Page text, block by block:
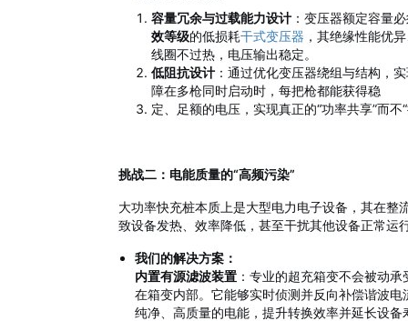
容量冗余与过载能力设计 ：变压器额定容量
效等级的低损耗干式变压器 ，其绝缘性能优
线圈不过热，电压输出稳定。
低阻抗设计 ：通过优化变压器绕组与结构，
障在多枪同时启动时，每把枪都能获得稳
定、足额的电压，实现真正的“功率共享”而不
挑战二：电能质量的“高频污染”
大功率快充桩本质上是大型电力电子设备，其在整
致设备发热、效率降低，甚至干扰其他设备正常运
我们的解决方案：
内置有源滤波装置 ：专业的超充箱变不会被动
在箱变内部。它能够实时侦测并反向补偿谐波电
纯净、高质量的电能，提升转换效率并延长设备